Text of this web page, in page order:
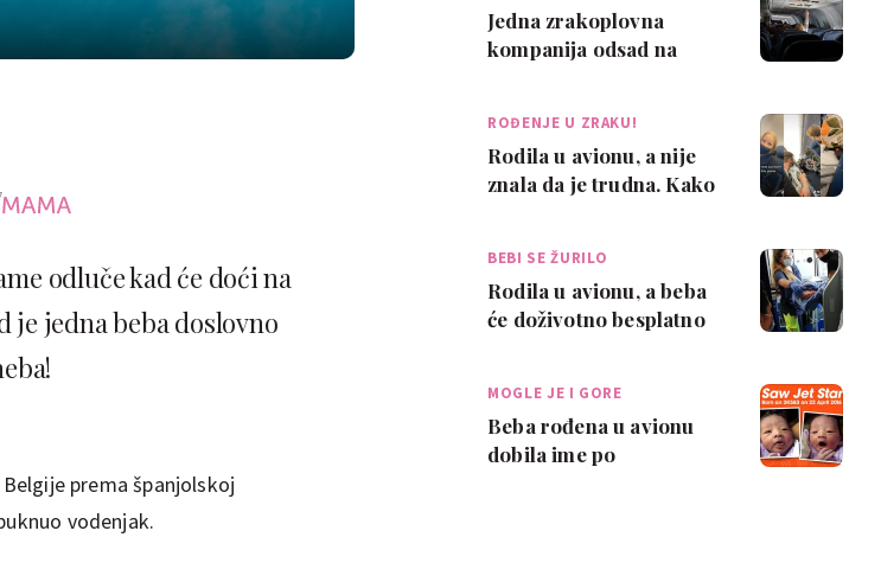
odluče kad će doći na
je jedna beba doslovno
prema španjolskoj
vodenjak.
Jedna zrakoplovna
kompanija odsad na
ROĐENJE U ZRAKU!
Rodila u avionu, a nije
znala da je trudna. Kako
BEBI SE ŽURILO
Rodila u avionu, a beba
će doživotno besplatno
MOGLE JE I GORE
Beba rođena u avionu
dobila ime po